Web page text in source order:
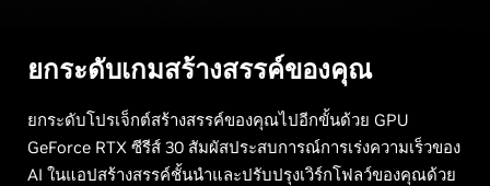
ยกระดับเกมสร้างสรรค์ของคุณ
ยกระดับโปรเจ็กต์สร้างสรรค์ของคุณไปอีกขั้นด้วย GPU
GeForce RTX ซีรีส์ 30 สัมผัสประสบการณ์การเร่งความเร็วของ
AI ในแอปสร้างสรรค์ชั้นนำและปรับปรุงเวิร์กโฟลว์ของคุณด้วย